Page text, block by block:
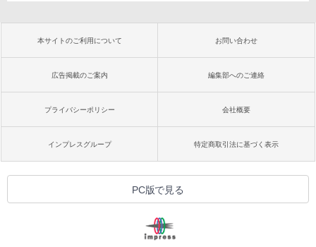
本サイトのご利用について お問い合わせ
広告掲載のご案内 編集部へのご連絡
プライバシーポリシー 会社概要
インプレスグループ 特定商取引法に基づく表示
PC版で見る